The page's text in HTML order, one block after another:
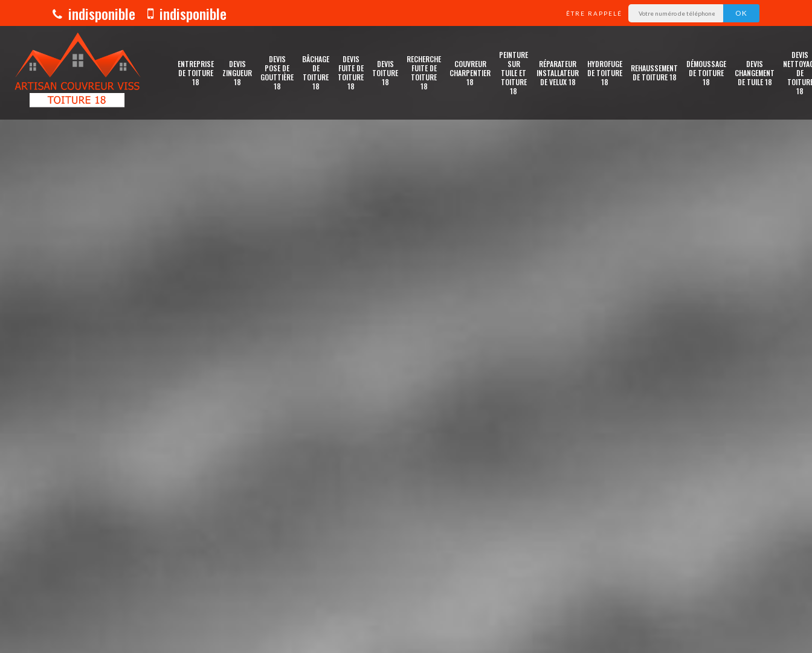
indisponible indisponible ÊTRE RAPPELÉ
ENTREPRISE
DE TOITURE
18
DEVIS
ZINGUEUR
18
DEVIS
POSE DE
GOUTTIÈRE
18
BÂCHAGE
DE
TOITURE
18
DEVIS
FUITE DE
TOITURE
18
DEVIS
TOITURE
18
RECHERCHE
FUITE DE
TOITURE
18
COUVREUR
CHARPENTIER
18
PEINTURE
SUR
TUILE ET
TOITURE
18
RÉPARATEUR
INSTALLATEUR
DE VELUX 18
HYDROFUGE
DE TOITURE
18
REHAUSSEMENT
DE TOITURE 18
DÉMOUSSAGE
DE TOITURE
18
DEVIS
CHANGEMENT
DE TUILE 18
DEVIS
DE
18